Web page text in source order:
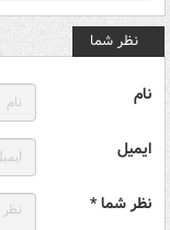
نظر شما
نام
ایمیل
نظر شما *